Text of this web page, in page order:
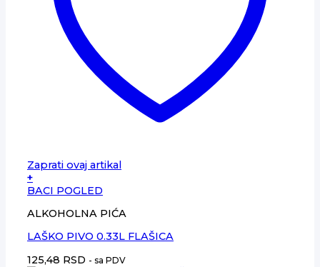
Zaprati ovaj artikal
+
BACI POGLED
ALKOHOLNA PIĆA
LAŠKO PIVO 0.33L FLAŠICA
125,48 RSD - sa PDV